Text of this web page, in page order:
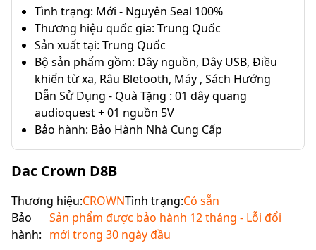
Tình trạng: Mới - Nguyên Seal 100%
Thương hiệu quốc gia: Trung Quốc
Sản xuất tại: Trung Quốc
Bộ sản phẩm gồm: Dây nguồn, Dây USB, Điều
khiển từ xa, Râu Bletooth, Máy , Sách Hướng
Dẫn Sử Dụng - Quà Tặng : 01 dây quang
audioquest + 01 nguồn 5V
Bảo hành: Bảo Hành Nhà Cung Cấp
Dac Crown D8B
Thương hiệu:CROWNTình trạng:Có sẵn
Bảo
hành:
Sản phẩm được bảo hành 12 tháng - Lỗi đổi
mới trong 30 ngày đầu